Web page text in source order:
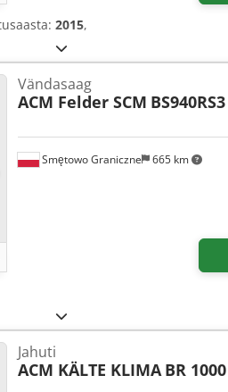
2015,
Smętowo Graniczne 665 km
Vändasaag
ACM Felder SCM BS940RS3
Jahuti
ACM KÄLTE KLIMA BR 1000